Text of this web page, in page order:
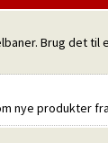
Brug det til
nye produkter